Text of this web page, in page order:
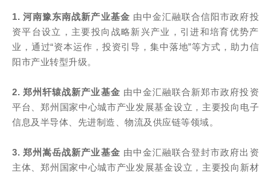
1. 河南豫东南战新产业基金 由中金汇融联合信阳市政府投
资平台设立，主要投向战略新兴产业，引进和培育优势产
业，通过“资本运作，投资引导，集中落地”等方式，助力信
阳市产业转型升级。
2. 郑州轩辕战新产业基金 由中金汇融联合新郑市政府投资
平台、郑州国家中心城市产业发展基金设立，主要投向电子
信息及半导体、先进制造、物流及供应链等领域。
3. 郑州嵩岳战新产业基金 由中金汇融联合登封市政府出资
主体、郑州国家中心城市产业发展基金设立，主要投向新材